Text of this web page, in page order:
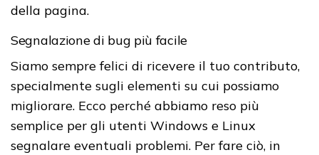
della pagina.
Segnalazione di bug più facile
Siamo sempre felici di ricevere il tuo contributo,
specialmente sugli elementi su cui possiamo
migliorare. Ecco perché abbiamo reso più
semplice per gli utenti Windows e Linux
segnalare eventuali problemi. Per fare ciò, in